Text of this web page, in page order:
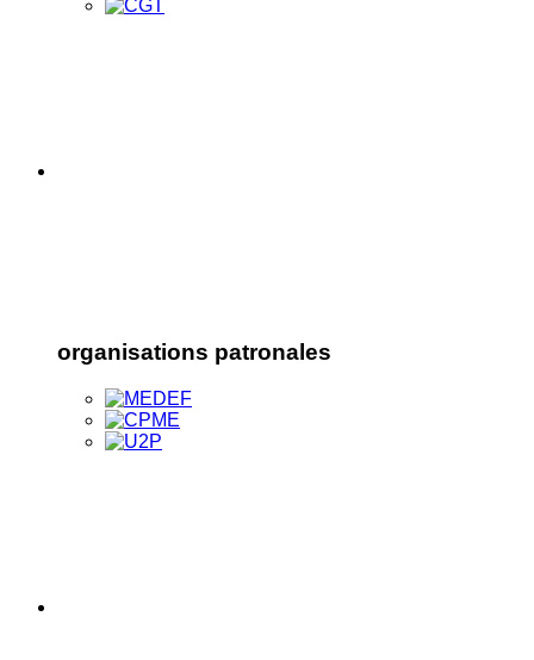
organisations patronales